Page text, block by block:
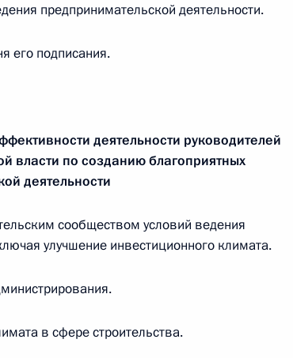
лидеров экономик
6
Клинтон
предпринимательской деятельности.
его подписания.
деятельности руководителей
власти по созданию благоприятных
деятельности
сообществом условий ведения
улучшение инвестиционного климата.
в сфере строительства.